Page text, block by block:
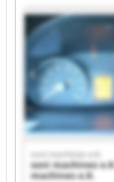
e.K. soni machines
machines e.K. soni
e.K. soni machines e.K.
e.K.
soni machines e.K.
soni machines
machines e.K.